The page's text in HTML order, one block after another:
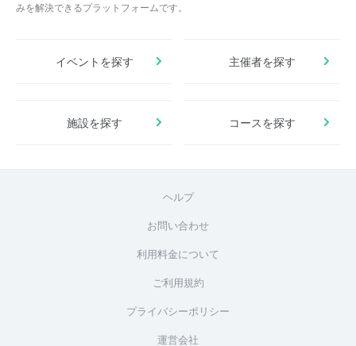
みを解決できるプラットフォームです。
イベントを探す 主催者を探す
施設を探す コースを探す
ヘルプ
お問い合わせ
利用料金について
ご利用規約
プライバシーポリシー
運営会社